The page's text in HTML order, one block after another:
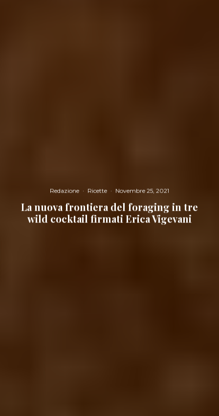
Redazione · Ricette · Novembre 25, 2021
La nuova frontiera del foraging in tre
wild cocktail firmati Erica Vigevani